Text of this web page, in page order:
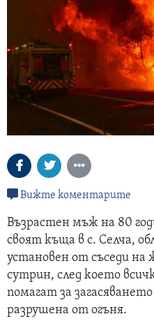
Вижте коментарите
Възрастен мъж на 80
своят къща в с. Селча,
установен от съседи
сутрин, след което
помагат за
разрушена от огъня.